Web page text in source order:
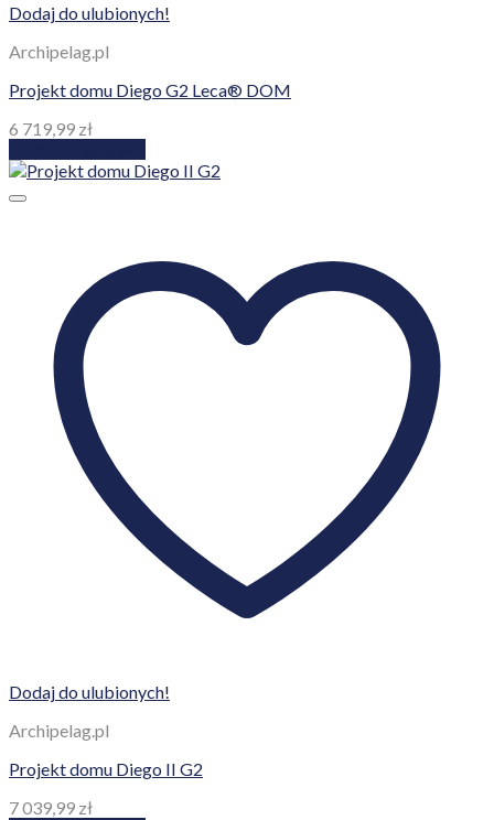
Dodaj do ulubionych!
Archipelag.pl
Projekt domu Diego G2 Leca® DOM
6 719,99 zł
Dodaj do ulubionych!
Archipelag.pl
Projekt domu Diego II G2
7 039,99 zł